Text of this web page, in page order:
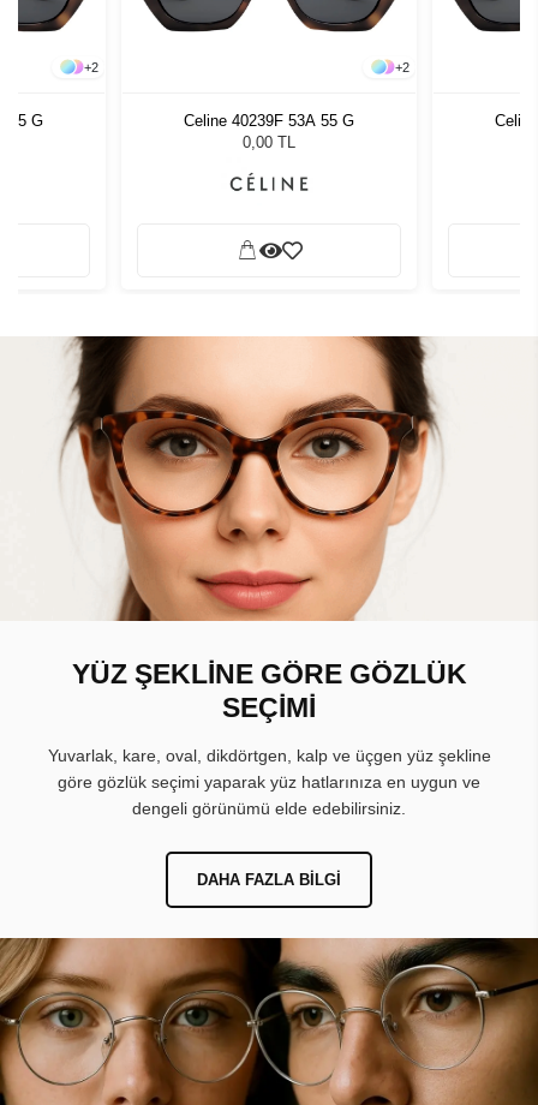
+2
55 G
+2
Celine 40239F 53A 55 G
0,00 TL
YÜZ ŞEKLİNE GÖRE GÖZLÜK
SEÇİMİ
Yuvarlak, kare, oval, dikdörtgen, kalp ve üçgen yüz şekline
göre gözlük seçimi yaparak yüz hatlarınıza en uygun ve
dengeli görünümü elde edebilirsiniz.
DAHA FAZLA BILGI